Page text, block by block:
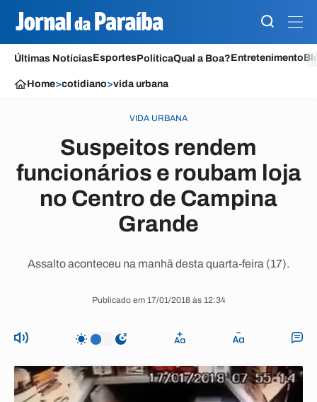
Últimas NotíciasEsportesPolíticaQual a Boa?Entretenimento
Home>cotidiano>vida urbana
VIDA URBANA
Suspeitos rendem
funcionários e roubam loja
no Centro de Campina
Grande
Assalto aconteceu na manhã desta quarta-feira (17).
Publicado em 17/01/2018 às 12:34